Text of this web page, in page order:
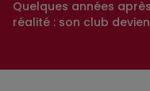
Quelques années
réalité : son club